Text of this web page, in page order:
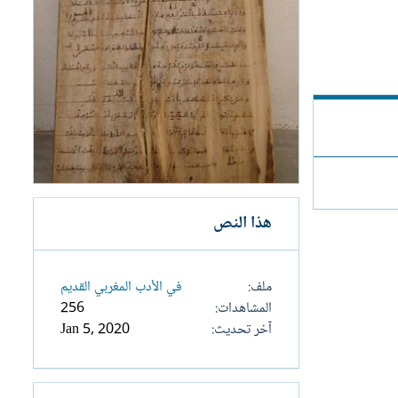
هذا النص
ملف
في الأدب المغربي القديم
المشاهدات
256
آخر تحديث
Jan 5, 2020